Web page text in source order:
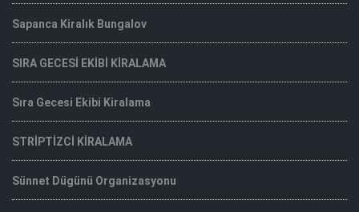
Sapanca Kiralık Bungalov
SIRA GECESİ EKİBİ KİRALAMA
Sıra Gecesi Ekibi Kiralama
STRİPTİZCİ KİRALAMA
Sünnet Dügünü Organizasyonu